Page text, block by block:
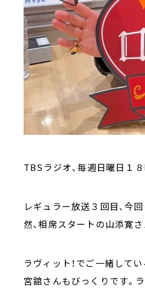
TBSラジオ、毎週日曜日１
レギュラー放送３回目、今
然、相席スタートの山添寛
ラヴィット！でご一緒して
宮舘さんもびっくりです。